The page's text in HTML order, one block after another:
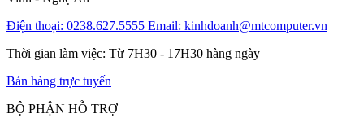
Điện thoại: 0238.627.5555 Email: kinhdoanh@mtcomputer.vn
Thời gian làm việc: Từ 7H30 - 17H30 hàng ngày
Bán hàng trực tuyến
BỘ PHẬN HỖ TRỢ